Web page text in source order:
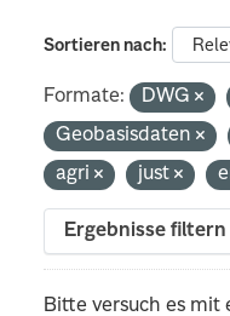
Sortieren nach
Formate: DWG
Geobasisdaten
agri
just
Ergebnisse filtern
Bitte versuch es mit